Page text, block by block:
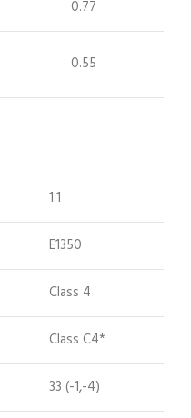
0.77
0.55
1.1
E1350
Class 4
Class C4*
33 (-1,-4)